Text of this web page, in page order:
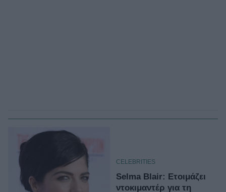
CELEBRITIES
Selma Blair: Ετοιμάζει
ντοκιμαντέρ για τη